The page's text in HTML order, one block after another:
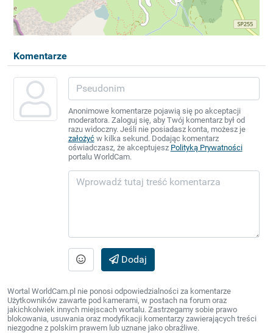
Komentarze
Anonimowe komentarze pojawią się po akceptacji
moderatora. Zaloguj się, aby Twój komentarz był od
razu widoczny. Jeśli nie posiadasz konta, możesz je
założyćw kilka sekund. Dodając komentarz
oświadczasz, że akceptujesz Polityką Prywatności
portalu WorldCam.
Dodaj
Wortal WorldCam.pl nie ponosi odpowiedzialności za komentarze
Użytkowników zawarte pod kamerami, w postach na forum oraz
jakichkolwiek innych miejscach wortalu. Zastrzegamy sobie prawo
blokowania, usuwania oraz modyfikacji komentarzy zawierających treści
niezgodne z polskim prawem lub uznane jako obraźliwe.